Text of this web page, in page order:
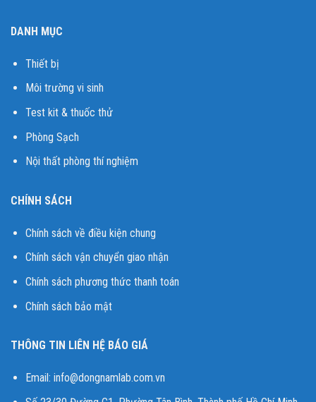
DANH MỤC
Thiết bị
Môi trường vi sinh
Test kit & thuốc thử
Phòng Sạch
Nội thất phòng thí nghiệm
CHÍNH SÁCH
Chính sách về điều kiện chung
Chính sách vận chuyển giao nhận
Chính sách phương thức thanh toán
Chính sách bảo mật
THÔNG TIN LIÊN HỆ BÁO GIÁ
Email: info@dongnamlab.com.vn